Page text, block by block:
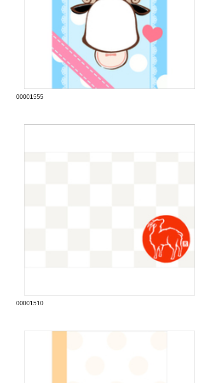
00001555
00001510